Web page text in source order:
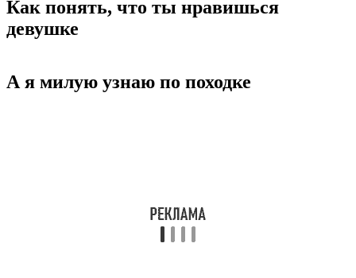
Как понять, что ты нравишься
девушке
А я милую узнаю по походке